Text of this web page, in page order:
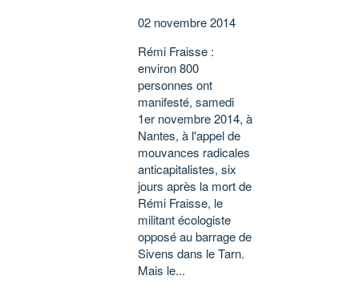
02 novembre 2014
Rémi Fraisse :
environ 800
personnes ont
manifesté, samedi
1er novembre 2014, à
Nantes, à l'appel de
mouvances radicales
anticapitalistes, six
jours après la mort de
Rémi Fraisse, le
militant écologiste
opposé au barrage de
Sivens dans le Tarn.
Mais le...